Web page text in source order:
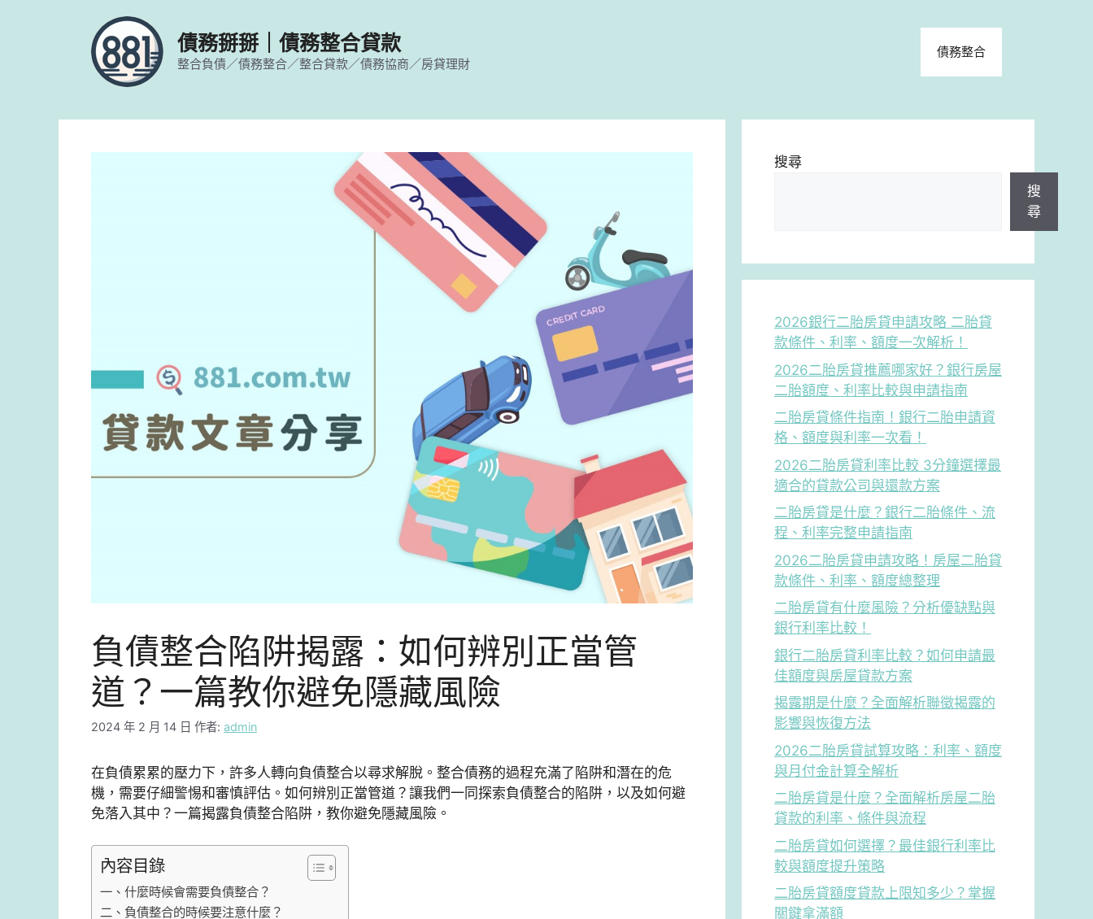
債務掰掰｜債務整合貸款
整合負債／債務整合／整合貸款／債務協商／房貸理財
債務整合
負債整合陷阱揭露：如何辨別正當管
道？一篇教你避免隱藏風險
2024 年 2 月 14 日 作者: admin
在負債累累的壓力下，許多人轉向負債整合以尋求解脫。整合債務的過程充滿了陷阱和潛在的危
機，需要仔細警惕和審慎評估。如何辨別正當管道？讓我們一同探索負債整合的陷阱，以及如何避
免落入其中？一篇揭露負債整合陷阱，教你避免隱藏風險。
內容目錄
一、什麼時候會需要負債整合？
二、負債整合的時候要注意什麼？
搜尋
搜
尋
2026銀行二胎房貸申請攻略 二胎貸
款條件、利率、額度一次解析！
2026二胎房貸推薦哪家好？銀行房屋
二胎額度、利率比較與申請指南
二胎房貸條件指南！銀行二胎申請資
格、額度與利率一次看！
2026二胎房貸利率比較 3分鐘選擇最
適合的貸款公司與還款方案
二胎房貸是什麼？銀行二胎條件、流
程、利率完整申請指南
2026二胎房貸申請攻略！房屋二胎貸
款條件、利率、額度總整理
二胎房貸有什麼風險？分析優缺點與
銀行利率比較！
銀行二胎房貸利率比較？如何申請最
佳額度與房屋貸款方案
揭露期是什麼？全面解析聯徵揭露的
影響與恢復方法
2026二胎房貸試算攻略：利率、額度
與月付金計算全解析
二胎房貸是什麼？全面解析房屋二胎
貸款的利率、條件與流程
二胎房貸如何選擇？最佳銀行利率比
較與額度提升策略
二胎房貸額度貸款上限知多少？掌握
關鍵拿滿額